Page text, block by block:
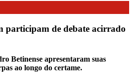
participam de debate acirrado
Betinense apresentaram suas
ao longo do certame.